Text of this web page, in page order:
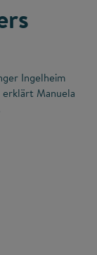
Ingelheim
erklärt Manuela